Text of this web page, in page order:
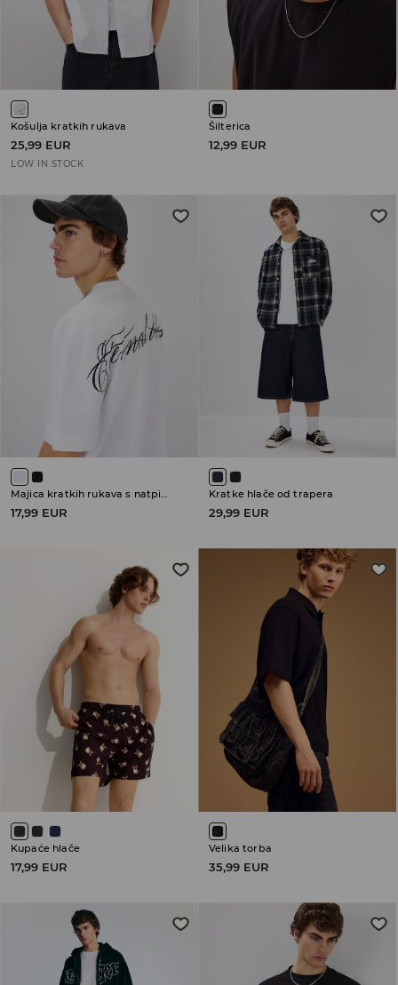
Košulja kratkih rukava
25,99 EUR
LOW IN STOCK
Šilterica
12,99 EUR
Majica kratkih rukava s natpisom
17,99 EUR
Kratke hlače od trapera
29,99 EUR
Kupaće hlače
17,99 EUR
Velika torba
35,99 EUR